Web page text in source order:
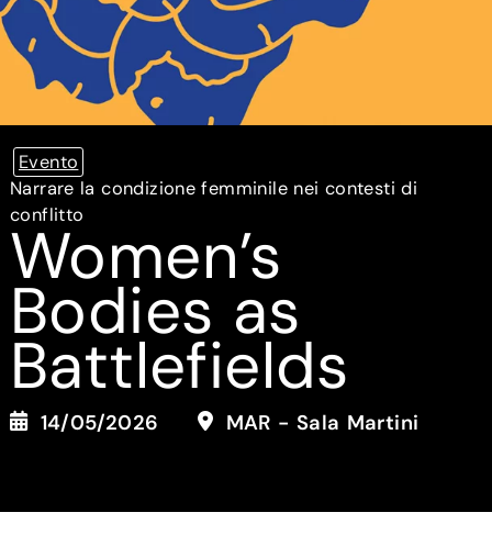
Evento
Narrare la condizione femminile nei contesti di
conflitto
Women’s
Bodies as
Battlefields
14/05/2026 MAR - Sala Martini